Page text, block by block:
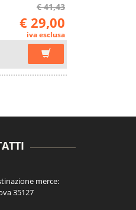
€ 41,43
€ 29,00
iva esclusa
merce:
35127